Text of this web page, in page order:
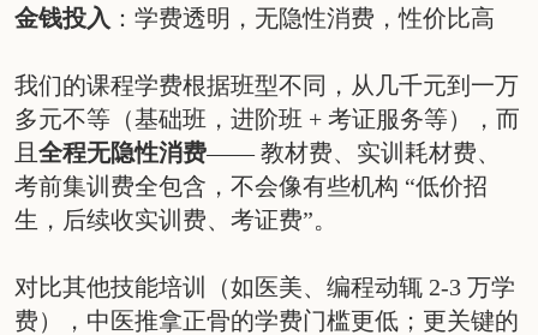
金钱投入 ：学费透明，无隐性消费，性价比高
我们的课程学费根据班型不同，从几千元到一万
多元不等（基础班，进阶班 + 考证服务等），而
且 全程无隐性消费—— 教材费、实训耗材费、
考前集训费全包含，不会像有些机构 “低价招
生，后续收实训费、考证费”。
对比其他技能培训（如医美、编程动辄 2-3 万学
费），中医推拿正骨的学费门槛更低；更关键的